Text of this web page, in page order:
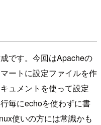
です。今回はApacheの
ートに設定ファイルを作
ュメントを使って設定
毎にechoを使わずに書
使いの方には常識かも